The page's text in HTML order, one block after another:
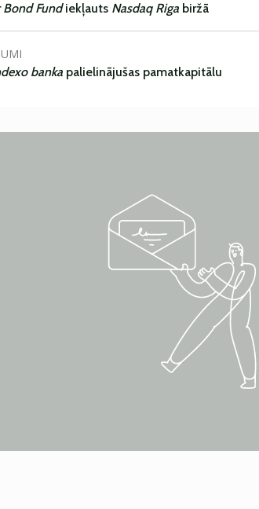
Bond Fundiekļauts Nasdaq Riga biržā
banka palielinājušas pamatkapitālu